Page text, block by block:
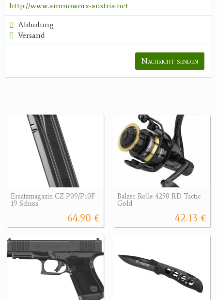
http://www.ammoworx-austria.net
Abholung
Versand
Nachricht senden
Ersatzmagazin CZ P09/P10F
19 Schuss
64.90 €
Balzer Rolle 4250 RD Tactic
Gold
42.13 €